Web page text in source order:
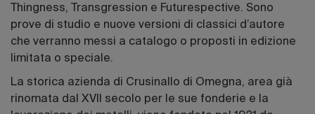
Thingness, Transgression e Futurespective. Sono
prove di studio e nuove versioni di classici d’autore
che verranno messi a catalogo o proposti in edizione
limitata o speciale.
La storica azienda di Crusinallo di Omegna, area già
rinomata dal XVII secolo per le sue fonderie e la